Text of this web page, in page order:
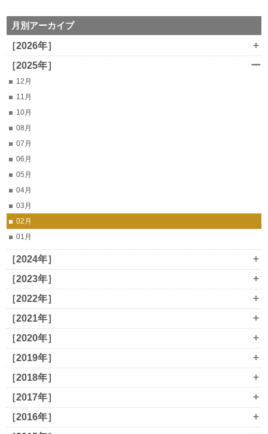
月別アーカイブ
［2026年］
+
［2025年］ ー
12月
11月
10月
08月
07月
06月
05月
04月
03月
02月
01月
［2024年］ +
［2023年］ +
［2022年］ +
［2021年］ +
［2020年］ +
［2019年］ +
［2018年］ +
［2017年］ +
［2016年］ +